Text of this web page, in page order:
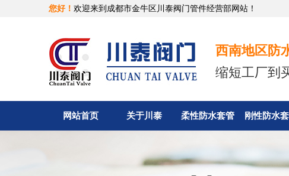
您好！ 欢迎来到成都市金牛区川泰阀门管件经营部网站！
西南地区防
缩短工厂到
网站首页 关于川泰 柔性防水套管 刚性防水